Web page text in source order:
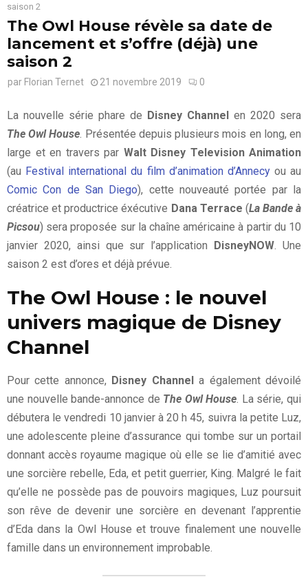
saison 2
The Owl House révèle sa date de
lancement et s’offre (déjà) une
saison 2
par Florian Ternet 21 novembre 2019 0
La nouvelle série phare de Disney Channel en 2020 sera
The Owl House . Présentée depuis plusieurs mois en long, en
large et en travers par Walt Disney Television Animation
(au Festival international du film d’animation d’Annecyou au
Comic Con de San Diego), cette nouveauté portée par la
créatrice et productrice éxécutive Dana Terrace (La Bande à
Picsou) sera proposée sur la chaîne américaine à partir du 10
janvier 2020, ainsi que sur l’application DisneyNOW . Une
saison 2 est d’ores et déjà prévue.
The Owl House : le nouvel
univers magique de Disney
Channel
Pour cette annonce, Disney Channela également dévoilé
une nouvelle bande-annonce de The Owl House . La série, qui
débutera le vendredi 10 janvier à 20 h 45, suivra la petite Luz,
une adolescente pleine d’assurance qui tombe sur un portail
donnant accès royaume magique où elle se lie d’amitié avec
une sorcière rebelle, Eda, et petit guerrier, King. Malgré le fait
qu’elle ne possède pas de pouvoirs magiques, Luz poursuit
son rêve de devenir une sorcière en devenant l’apprentie
d’Eda dans la Owl House et trouve finalement une nouvelle
famille dans un environnement improbable.